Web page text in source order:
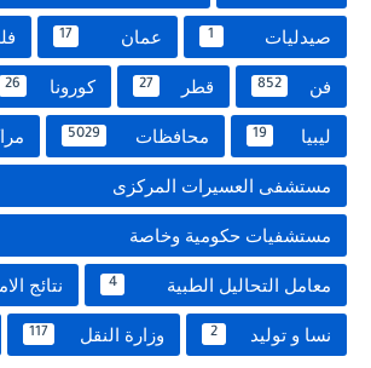
صيدليات 1 عمان 17
فن 852 قطر 27 كورونا 26
ليبيا 19 محافظات 5029
مستشفى العسيرات المركزى
مستشفيات حكومية وخاصة
معامل التحاليل الطبية 4 نتائج
نسا و توليد 2 وزارة النقل 117